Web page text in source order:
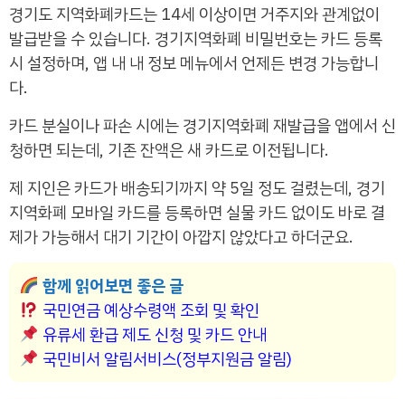
경기도 지역화폐카드는 14세 이상이면 거주지와 관계없이
발급받을 수 있습니다. 경기지역화폐 비밀번호는 카드 등록
시 설정하며, 앱 내 내 정보 메뉴에서 언제든 변경 가능합니
다.
카드 분실이나 파손 시에는 경기지역화폐 재발급을 앱에서 신
청하면 되는데, 기존 잔액은 새 카드로 이전됩니다.
제 지인은 카드가 배송되기까지 약 5일 정도 걸렸는데, 경기
지역화폐 모바일 카드를 등록하면 실물 카드 없이도 바로 결
제가 가능해서 대기 기간이 아깝지 않았다고 하더군요.
함께 읽어보면 좋은 글
국민연금 예상수령액 조회 및 확인
유류세 환급 제도 신청 및 카드 안내
국민비서 알림서비스(정부지원금 알림)